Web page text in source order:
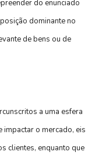
do enunciado
dominante no
de bens ou de
a uma esfera
o mercado, eis
clientes, enquanto que